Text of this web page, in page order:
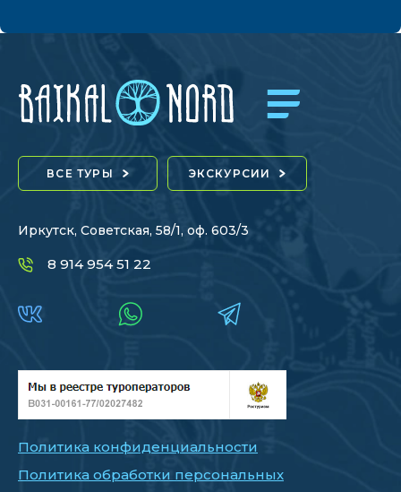
ВСЕ ТУРЫ ЭКСКУРСИИ
Иркутск, Советская, 58/1, оф. 603/3
8 914 954 51 22
Политика конфиденциальности
Политика обработки персональных